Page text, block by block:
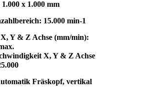
x 1.000 mm
15.000 min-1
Y & Z Achse (mm/min):
X, Y & Z Achse
Fräskopf, vertikal